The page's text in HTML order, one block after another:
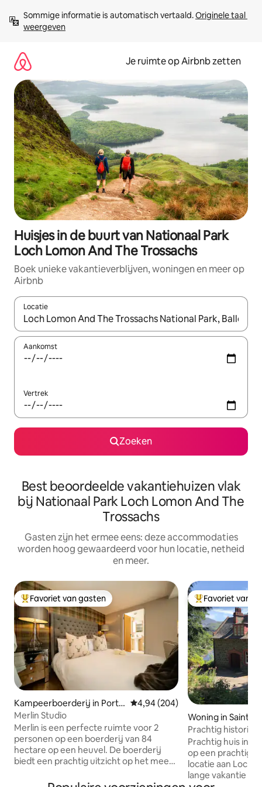
direct
naar
Sommige informatie is automatisch vertaald. Originele taal
weergeven
Je ruimte op Airbnb zetten
Huisjes in de buurt van Nationaal Park
Loch Lomon And The Trossachs
Boek unieke vakantieverblijven, woningen en meer op
Airbnb
Locatie
Wanneer er suggesties beschikbaar zijn, maak je een keuze
Aankomst
Vertrek
Zoeken
Best beoordeelde vakantiehuizen vlak
bij Nationaal Park Loch Lomon And The
Trossachs
Gasten zijn het ermee eens: deze accommodaties
worden hoog gewaardeerd voor hun locatie, netheid
en meer.
Topfavoriet van gasten
Favoriet van gasten
Kampeerboerderij in Port o
f Menteith
Gemiddelde beoordeling van
4,94 (204)
Merlin Studio
Merlin is een perfecte ruimte voor 2
personen op een boerderij van 84
hectare op een heuvel. De boerderij
biedt een prachtig uitzicht op het meer
Merlin is een schattige ruimte met alle
Topfavoriet van
Favoriet van
Woning in Saint
Prachtig
uitzicht
Prachtig huis in
op een prachtig
locatie aan Loch Earn. Perfect
lange vakantie of